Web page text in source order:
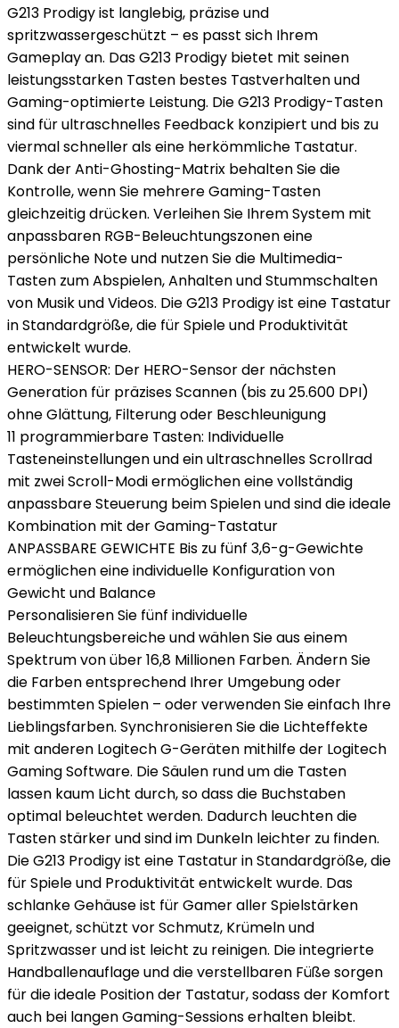
G213 Prodigy ist langlebig, präzise und
spritzwassergeschützt – es passt sich Ihrem
Gameplay an. Das G213 Prodigy bietet mit seinen
leistungsstarken Tasten bestes Tastverhalten und
Gaming-optimierte Leistung. Die G213 Prodigy-Tasten
sind für ultraschnelles Feedback konzipiert und bis zu
viermal schneller als eine herkömmliche Tastatur.
Dank der Anti-Ghosting-Matrix behalten Sie die
Kontrolle, wenn Sie mehrere Gaming-Tasten
gleichzeitig drücken. Verleihen Sie Ihrem System mit
anpassbaren RGB-Beleuchtungszonen eine
persönliche Note und nutzen Sie die Multimedia-
Tasten zum Abspielen, Anhalten und Stummschalten
von Musik und Videos. Die G213 Prodigy ist eine Tastatur
in Standardgröße, die für Spiele und Produktivität
entwickelt wurde.
HERO-SENSOR: Der HERO-Sensor der nächsten
Generation für präzises Scannen (bis zu 25.600 DPI)
ohne Glättung, Filterung oder Beschleunigung
11 programmierbare Tasten: Individuelle
Tasteneinstellungen und ein ultraschnelles Scrollrad
mit zwei Scroll-Modi ermöglichen eine vollständig
anpassbare Steuerung beim Spielen und sind die ideale
Kombination mit der Gaming-Tastatur
ANPASSBARE GEWICHTE Bis zu fünf 3,6-g-Gewichte
ermöglichen eine individuelle Konfiguration von
Gewicht und Balance
Personalisieren Sie fünf individuelle
Beleuchtungsbereiche und wählen Sie aus einem
Spektrum von über 16,8 Millionen Farben. Ändern Sie
die Farben entsprechend Ihrer Umgebung oder
bestimmten Spielen – oder verwenden Sie einfach Ihre
Lieblingsfarben. Synchronisieren Sie die Lichteffekte
mit anderen Logitech G-Geräten mithilfe der Logitech
Gaming Software. Die Säulen rund um die Tasten
lassen kaum Licht durch, so dass die Buchstaben
optimal beleuchtet werden. Dadurch leuchten die
Tasten stärker und sind im Dunkeln leichter zu finden.
Die G213 Prodigy ist eine Tastatur in Standardgröße, die
für Spiele und Produktivität entwickelt wurde. Das
schlanke Gehäuse ist für Gamer aller Spielstärken
geeignet, schützt vor Schmutz, Krümeln und
Spritzwasser und ist leicht zu reinigen. Die integrierte
Handballenauflage und die verstellbaren Füße sorgen
für die ideale Position der Tastatur, sodass der Komfort
auch bei langen Gaming-Sessions erhalten bleibt.